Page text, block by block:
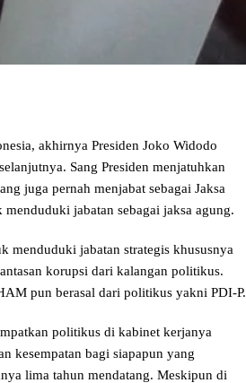
akhirnya Presiden Joko Widodo
Sang Presiden menjatuhkan
juga pernah menjabat sebagai Jaksa
jabatan sebagai jaksa agung.
menduduki jabatan strategis khususnya
korupsi dari kalangan politikus.
pun berasal dari politikus yakni PDI-P.
politikus di kabinet kerjanya
kesempatan bagi siapapun yang
lima tahun mendatang. Meskipun di